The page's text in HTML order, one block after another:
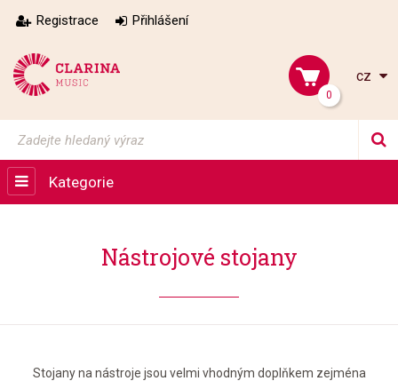
Registrace Přihlášení
0
cz
Kategorie
Nástrojové stojany
Stojany na nástroje jsou velmi vhodným doplňkem zejména